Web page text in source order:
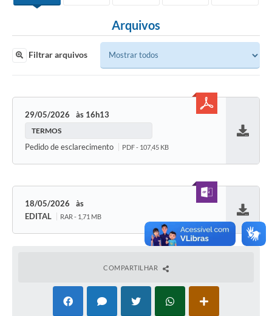
Arquivos
Filtrar arquivos
29/05/2026 16h13
TERMOS
Pedido de esclarecimento PDF - 107,45 KB
18/05/2026
EDITAL
RAR - 1,71 MB Baixar
COMPARTILHAR